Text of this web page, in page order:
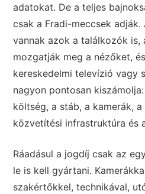
adatokat. De a teljes
csak a Fradi-meccsek
vannak azok a találkozók is,
mozgatják meg a nézőket,
kereskedelmi televízió vagy
nagyon pontosan
költség, a stáb, a kamerák,
közvetítési infrastruktúra és
Ráadásul a jogdíj csak az
le is kell gyártani.
szakértőkkel, technikával,